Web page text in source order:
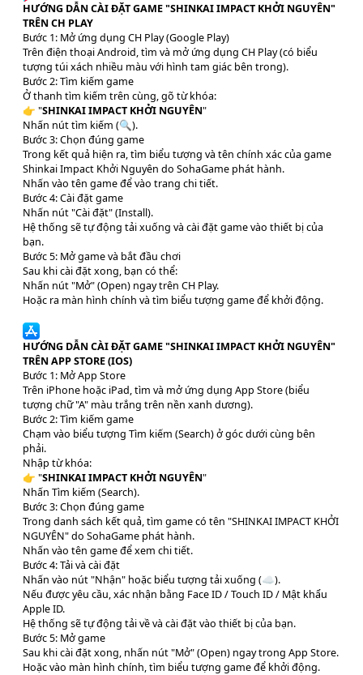
HƯỚNG DẪN CÀI ĐẶT GAME "SHINKAI IMPACT KHỞI NGUYÊN"
TRÊN CH PLAY
Bước 1: Mở ứng dụng CH Play (Google Play)
Trên điện thoại Android, tìm và mở ứng dụng CH Play (có biểu
tượng túi xách nhiều màu với hình tam giác bên trong).
Bước 2: Tìm kiếm game
Ở thanh tìm kiếm trên cùng, gõ từ khóa:
👉 "SHINKAI IMPACT KHỞI NGUYÊN"
Nhấn nút tìm kiếm (🔍).
Bước 3: Chọn đúng game
Trong kết quả hiện ra, tìm biểu tượng và tên chính xác của game
Shinkai Impact Khởi Nguyên do SohaGame phát hành.
Nhấn vào tên game để vào trang chi tiết.
Bước 4: Cài đặt game
Nhấn nút "Cài đặt" (Install).
Hệ thống sẽ tự động tải xuống và cài đặt game vào thiết bị của
bạn.
Bước 5: Mở game và bắt đầu chơi
Sau khi cài đặt xong, bạn có thể:
Nhấn nút "Mở" (Open) ngay trên CH Play.
Hoặc ra màn hình chính và tìm biểu tượng game để khởi động.
HƯỚNG DẪN CÀI ĐẶT GAME "SHINKAI IMPACT KHỞI NGUYÊN"
TRÊN APP STORE (IOS)
Bước 1: Mở App Store
Trên iPhone hoặc iPad, tìm và mở ứng dụng App Store (biểu
tượng chữ "A" màu trắng trên nền xanh dương).
Bước 2: Tìm kiếm game
Chạm vào biểu tượng Tìm kiếm (Search) ở góc dưới cùng bên
phải.
Nhập từ khóa:
👉 "SHINKAI IMPACT KHỞI NGUYÊN"
Nhấn Tìm kiếm (Search).
Bước 3: Chọn đúng game
Trong danh sách kết quả, tìm game có tên "SHINKAI IMPACT KHỞI
NGUYÊN" do SohaGame phát hành.
Nhấn vào tên game để xem chi tiết.
Bước 4: Tải và cài đặt
Nhấn vào nút "Nhận" hoặc biểu tượng tải xuống (☁️).
Nếu được yêu cầu, xác nhận bằng Face ID / Touch ID / Mật khẩu
Apple ID.
Hệ thống sẽ tự động tải về và cài đặt vào thiết bị của bạn.
Bước 5: Mở game
Sau khi cài đặt xong, nhấn nút "Mở" (Open) ngay trong App Store.
Hoặc vào màn hình chính, tìm biểu tượng game để khởi động.